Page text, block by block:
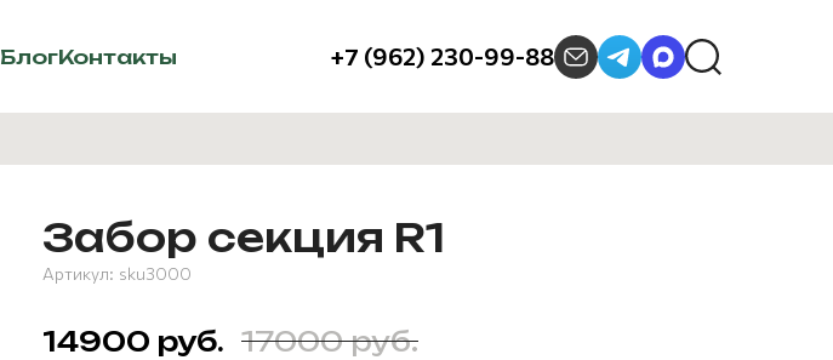
БлогКонтакты +7 (962) 230-99-88
Забор секция R1
Артикул: sku3000
14900 руб. 17000 руб.